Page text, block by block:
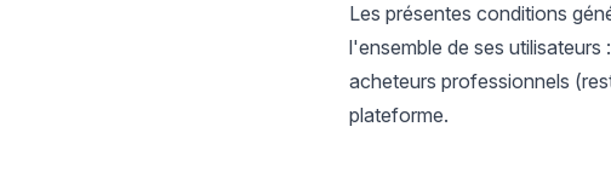
Les présentes conditions
l'ensemble de ses
acheteurs professionnels
plateforme.